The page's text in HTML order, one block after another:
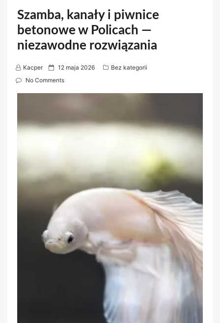
Szamba, kanały i piwnice
betonowe w Policach —
niezawodne rozwiązania
Kacper
P
o
d
12 maja 2026
Bez kategorii
No Comments